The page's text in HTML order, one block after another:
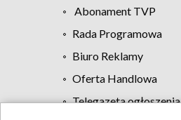
Abonament TVP
Rada Programowa
Biuro Reklamy
Oferta Handlowa
Telegazeta ogłoszenia